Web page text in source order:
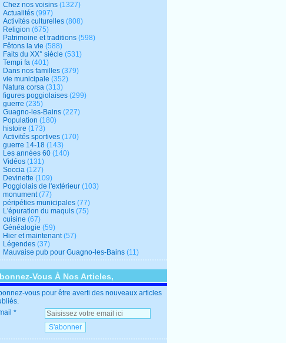
Chez nos voisins (1327)
Actualités (997)
Activités culturelles (808)
Religion (675)
Patrimoine et traditions (598)
Fêtons la vie (588)
Faits du XX° siècle (531)
Tempi fa (401)
Dans nos familles (379)
vie municipale (352)
Natura corsa (313)
figures poggiolaises (299)
guerre (235)
Guagno-les-Bains (227)
Population (180)
histoire (173)
Activités sportives (170)
guerre 14-18 (143)
Les années 60 (140)
Vidéos (131)
Soccia (127)
Devinette (109)
Poggiolais de l'extérieur (103)
monument(77)
péripéties municipales (77)
L'épuration du maquis (75)
cuisine (67)
Généalogie (59)
Hier et maintenant(57)
Légendes (37)
Mauvaise pub pour Guagno-les-Bains (11)
Vous À Nos Articles,
vous pour être averti des nouveaux articles